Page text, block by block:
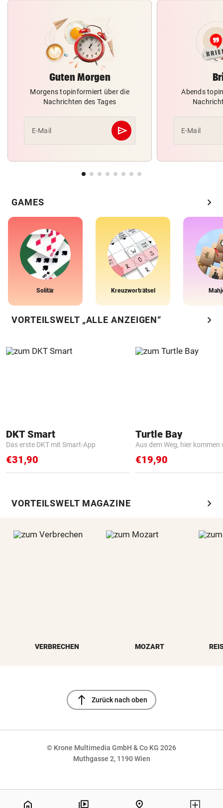
Guten Morgen
Morgens topinformiert über die
Nachrichten des Tages
E-Mail send
Abschicken
Abends
E-Mail
GAMES chevron_right
Solitär Kreuzworträtsel
VORTEILSWELT „ALLE ANZEIGEN“ chevron_right
DKT Smart
Das erste DKT mit Smart-App
€31,90
Turtle Bay
Aus dem Weg, hier kommen
€19,90
VORTEILSWELT MAGAZINE chevron_right
VERBRECHEN MOZART
north Zurück nach oben
© Krone Multimedia GmbH & Co KG 2026
Muthgasse 2, 1190 Wien
home pin_drop
NaN%